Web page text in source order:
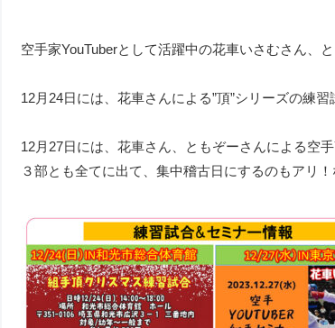
空手家YouTuberとして活躍中の花車いさむさん、
12月24日には、花車さんによる”頂”シリーズの練
12月27日には、花車さん、ともぞーさんによる空
３部とも全てに出て、集中稽古日にするのもアリ！